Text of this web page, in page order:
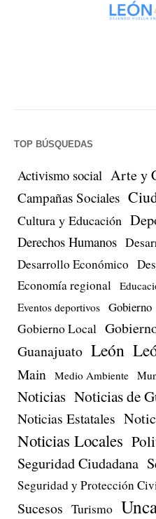
TOP BÚSQUEDAS
Activismo social Arte y
Campañas Sociales
Cultura y Educación
Derechos Humanos
Desarrollo Económico
Economía regional
Eventos deportivos Gobierno
Gobierno Local
Guanajuato León
Main Medio Ambiente
Noticias Noticias de
Noticias Estatales
Noticias Locales
Seguridad Ciudadana
Seguridad y Protección
Sucesos Turismo